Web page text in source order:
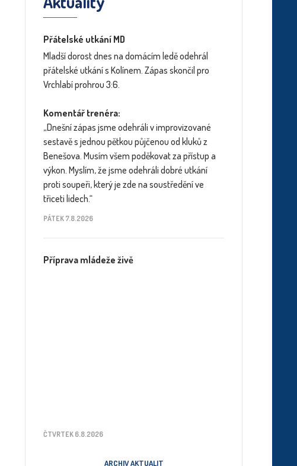
Přátelské utkání MD
Mladší dorost dnes na domácím ledě odehrál
přátelské utkání s Kolínem. Zápas skončil pro
Vrchlabí prohrou 3:6.
Komentář trenéra:
„Dnešní zápas jsme odehráli v improvizované
sestavě s jednou pětkou půjčenou od kluků z
Benešova. Musím všem poděkovat za přístup a
výkon. Myslím, že jsme odehráli dobré utkání
proti soupeři, který je zde na soustředění ve
třiceti lidech.“
PÁTEK 7.8.2026
Příprava mládeže živě
ČTVRTEK 6.8.2026
ARCHIV AKTUALIT